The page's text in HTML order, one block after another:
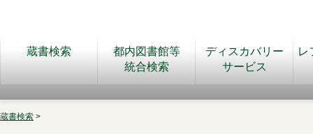
蔵書検索
都内図書館等
統合検索
ディスカバリー
サービス
レ
蔵書検索 >